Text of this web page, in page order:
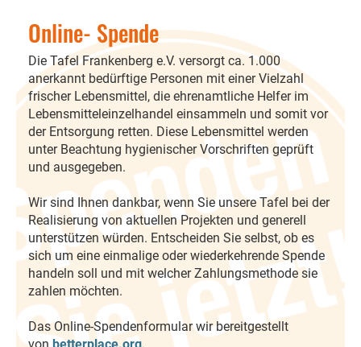
Online- Spende
Die Tafel Frankenberg e.V. versorgt ca. 1.000
anerkannt bedürftige Personen mit einer Vielzahl
frischer Lebensmittel, die ehrenamtliche Helfer im
Lebensmitteleinzelhandel einsammeln und somit vor
der Entsorgung retten. Diese Lebensmittel werden
unter Beachtung hygienischer Vorschriften geprüft
und ausgegeben.
Wir sind Ihnen dankbar, wenn Sie unsere Tafel bei der
Realisierung von aktuellen Projekten und generell
unterstützen würden. Entscheiden Sie selbst, ob es
sich um eine einmalige oder wiederkehrende Spende
handeln soll und mit welcher Zahlungsmethode sie
zahlen möchten.
Das Online-Spendenformular wir bereitgestellt